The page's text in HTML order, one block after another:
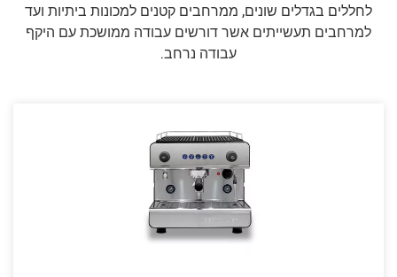
לחללים בגדלים שונים, ממרחבים קטנים למכונות ביתיות ועד
למרחבים תעשייתים אשר דורשים עבודה ממושכת עם היקף
עבודה נרחב.